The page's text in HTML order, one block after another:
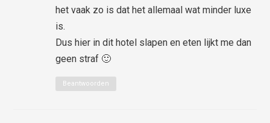
het vaak zo is dat het allemaal wat minder luxe
is.
Dus hier in dit hotel slapen en eten lijkt me dan
geen straf 🙂
Beantwoorden